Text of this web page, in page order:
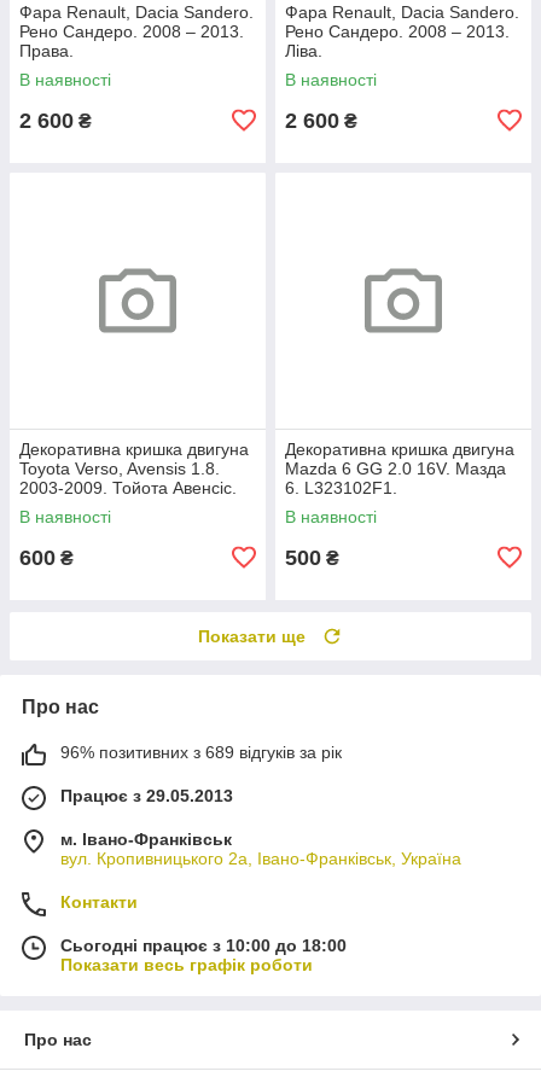
Фара Renault, Dacia Sandero.
Рено Сандеро. 2008 – 2013.
Права.
В наявності
2 600 ₴
Фара Renault, Dacia Sandero.
Рено Сандеро. 2008 – 2013.
Ліва.
В наявності
2 600 ₴
Декоративна кришка двигуна
Toyota Verso, Avensis 1.8.
2003-2009. Тойота Авенсіс.
112120D080.
В наявності
600 ₴
Декоративна кришка двигуна
Mazda 6 GG 2.0 16V. Мазда
6. L323102F1.
В наявності
500 ₴
Показати ще
Про нас
96% позитивних з 689 відгуків за рік
Працює з 29.05.2013
м. Івано-Франківськ
вул. Кропивницького 2а, Івано-Франківськ, Україна
Контакти
Сьогодні працює з 10:00 до 18:00
Показати весь графік роботи
Про нас